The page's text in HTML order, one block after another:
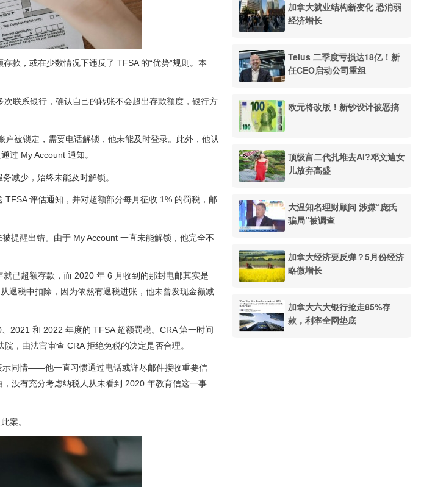
款，或在少数情况下违反了 TFSA 的“优势”规则。本
联系银行，确认自己的转账不会超出存款额度，银行方
被锁定，需要电话解锁，他未能及时登录。此外，他认
过 My Account 通知。
减少，始终未能及时解锁。
评估通知，并对超额部分每月征收 1% 的罚税，邮
提醒出错。由于 My Account 一直未能解锁，他完全不
已超额存款，而 2020 年 6 月收到的那封电邮其实是
退税中扣除，因为依然有退税进账，他未曾发现金额减
2021 和 2022 年度的 TFSA 超额罚税。CRA 第一时间
，由法官审查 CRA 拒绝免税的决定是否合理。
示同情——他一直习惯通过电话或详尽邮件接收重要信
没有充分考虑纳税人从未看到 2020 年教育信这一事
案。
加拿大就业结构新变化 恐消弱
经济增长
Telus 二季度亏损达18亿！新
任CEO启动公司重组
欧元将改版！新钞设计被恶搞
顶级富二代扎堆去AI?邓文迪女
儿放弃高盛
大温知名理财顾问 涉嫌“庞氏
骗局”被调查
加拿大经济要反弹？5月份经济
略微增长
加拿大六大银行抢走85%存
款，利率全网垫底